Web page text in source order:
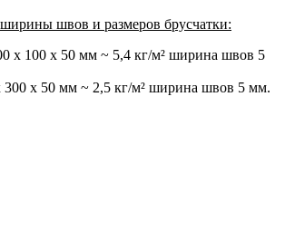
ширины швов и размеров брусчатки:
х 100 х 50 мм ~ 5,4 кг/м² ширина швов 5
х 50 мм ~ 2,5 кг/м² ширина швов 5 мм.